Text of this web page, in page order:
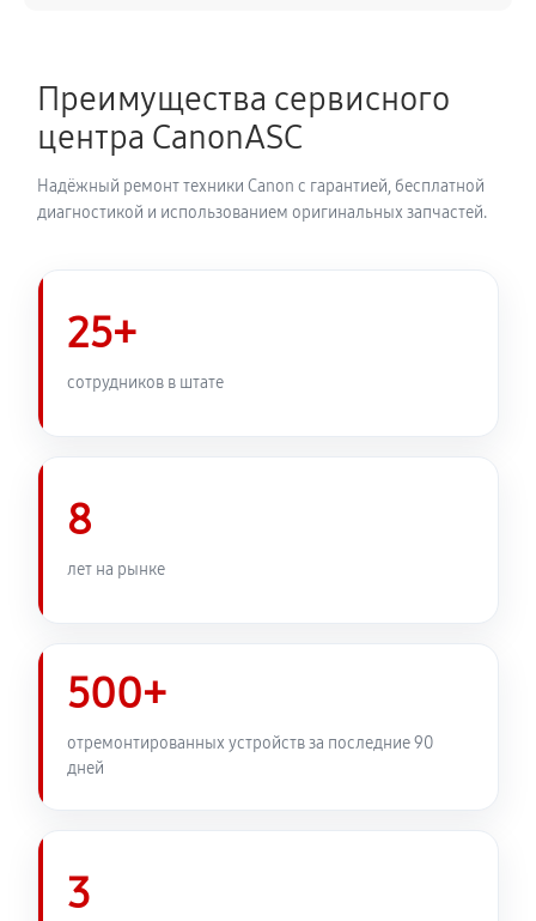
Замена печатной головки
1730 руб 60 минут
Замена печки МФУ Canon i-SENSYS MF212w
Замена термопленки МФУ Canon i-SENSYS MF212w
Преимущества сервисного
центра CanonASC
Надёжный ремонт техники Canon с гарантией, бесплатной
диагностикой и использованием оригинальных запчастей.
25+
сотрудников в штате
8
лет на рынке
500+
отремонтированных устройств за последние 90
дней
3